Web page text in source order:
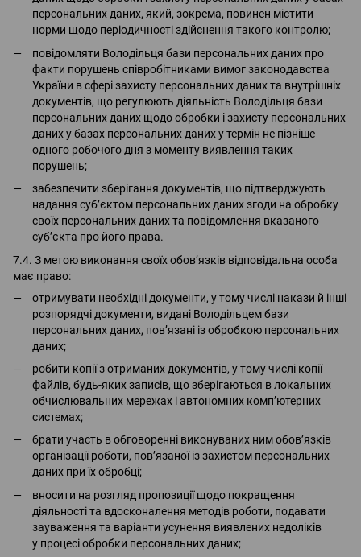
персональних даних, який, зокрема, повинен містити
норми щодо періодичності здійснення такого контролю;
повідомляти Володільця бази персональних даних про
факти порушень співробітниками вимог законодавства
України в сфері захисту персональних даних та внутрішніх
документів, що регулюють діяльність Володільця бази
персональних даних щодо обробки і захисту персональних
даних у базах персональних даних у термін не пізніше
одного робочого дня з моменту виявлення таких
порушень;
забезпечити зберігання документів, що підтверджують
надання суб’єктом персональних даних згоди на обробку
своїх персональних даних та повідомлення вказаного
суб’єкта про його права.
7.4. З метою виконання своїх обов’язків відповідальна особа
має право:
отримувати необхідні документи, у тому числі накази й інші
розпорядчі документи, видані Володільцем бази
персональних даних, пов’язані із обробкою персональних
даних;
робити копії з отриманих документів, у тому числі копії
файлів, будь-яких записів, що зберігаються в локальних
обчислювальних мережах і автономних комп’ютерних
системах;
брати участь в обговоренні виконуваних ним обов’язків
організації роботи, пов’язаної із захистом персональних
даних при їх обробці;
вносити на розгляд пропозиції щодо покращення
діяльності та вдосконалення методів роботи, подавати
зауваження та варіанти усунення виявлених недоліків
у процесі обробки персональних даних;